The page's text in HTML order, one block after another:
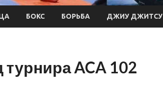
БОКС БОРЬБА ДЖИУ ДЖИТСУ
ACA 102